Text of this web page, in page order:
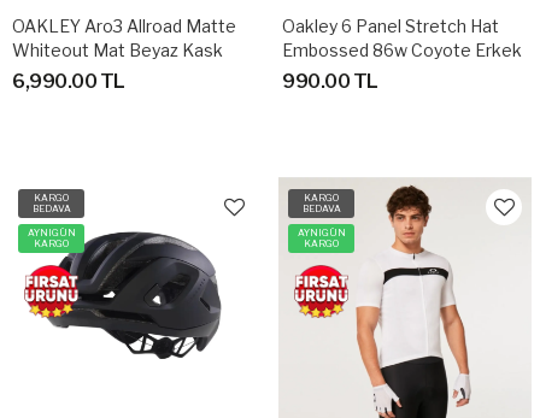
OAKLEY Aro3 Allroad Matte
Whiteout Mat Beyaz Kask
FOS901295 1A8 LARGE
6,990.00 TL
Oakley 6 Panel Stretch Hat
Embossed 86w Coyote Erkek
Şapka L/XL
990.00 TL
KARGO
BEDAVA
AYNIGÜN
KARGO
KARGO
BEDAVA
AYNIGÜN
KARGO